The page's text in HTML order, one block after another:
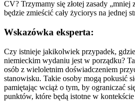
CV? Trzymamy się złotej zasady „mniej
będzie zmieścić cały życiorys na jednej
Wskazówka eksperta:
Czy istnieje jakikolwiek przypadek,
niemieckim wydaniu jest w porządku?
osób z wieloletnim doświadczeniem
stanowisku. Takie osoby mogą pokusić
pamiętając wciąż o tym, by ograniczać
punktów, które będą istotne w